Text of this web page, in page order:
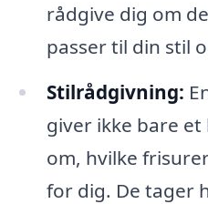
rådgive dig om
passer til din stil
Stilrådgivning:
giver ikke bare
om, hvilke
for dig. De tager